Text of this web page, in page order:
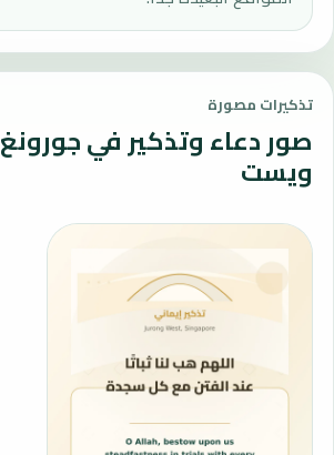
تذكيرات مصورة
صور دعاء وتذكير في جورونغ
ويست